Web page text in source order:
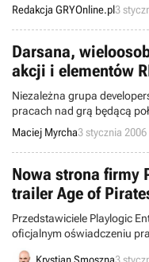
najnowszym produktem tej
Blaster X-Fi™.
Redakcja GRYOnline.pl3
Darsana,
akcji i elementów
Niezależna grupa
pracach nad grą będącą
pierwszoosobowych
rozwoju postaci wziętych z
przeznaczony ma być
Maciej Myrcha3 stycznia
Nowa strona firmy
trailer Age of
Przedstawiciele Playlogic
oficjalnym oświadczeniu
nowa wersja oficjalnej
Krystian Smoszna3